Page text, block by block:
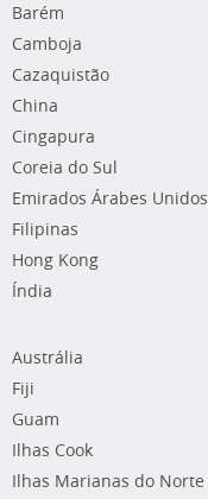
Barém
Camboja
Cazaquistão
China
Cingapura
Coreia do Sul
Emirados Árabes Unidos
Filipinas
Hong Kong
Índia
Austrália
Fiji
Guam
Ilhas Cook
Ilhas Marianas do Norte